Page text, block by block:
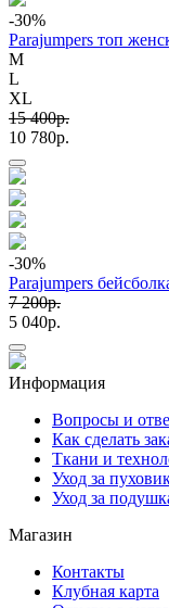
-30%
Parajumpers топ
M
L
XL
15 400p.
10 780p.
-30%
Parajumpers
7 200p.
5 040p.
Информация
Вопросы и
Как сделать
Ткани и
Уход за
Уход за
Магазин
Контакты
Клубная карта